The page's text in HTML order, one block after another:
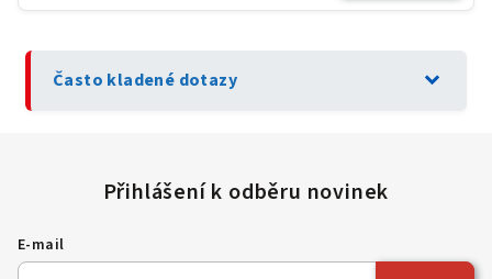
Často kladené dotazy expand_more
E-mail